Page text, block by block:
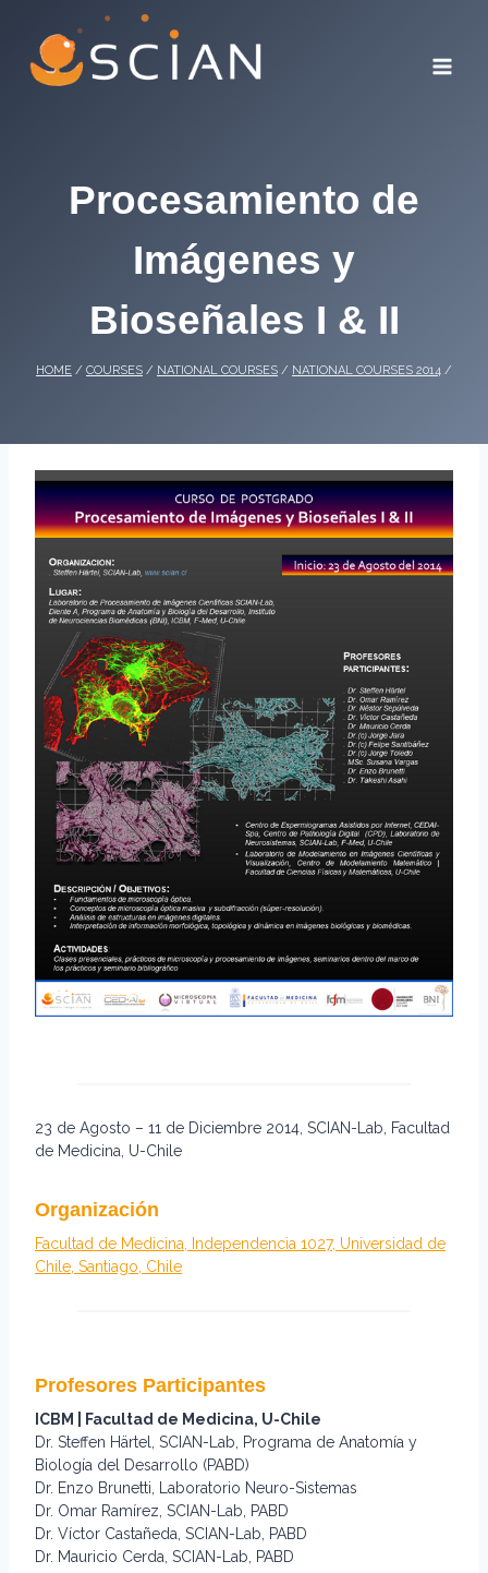
content
Procesamiento de
Imágenes y
Bioseñales I & II
HOME / COURSES / NATIONAL COURSES / NATIONAL COURSES 2014 /
23 de Agosto – 11 de Diciembre 2014, SCIAN-Lab, Facultad
de Medicina, U-Chile
Organización
Facultad de Medicina, Independencia 1027, Universidad de
Chile, Santiago, Chile
Profesores Participantes
ICBM | Facultad de Medicina, U-Chile
Dr. Steffen Härtel, SCIAN-Lab, Programa de Anatomía y
Biología del Desarrollo (PABD)
Dr. Enzo Brunetti, Laboratorio Neuro-Sistemas
Dr. Omar Ramírez, SCIAN-Lab, PABD
Dr. Víctor Castañeda, SCIAN-Lab, PABD
Dr. Mauricio Cerda, SCIAN-Lab, PABD